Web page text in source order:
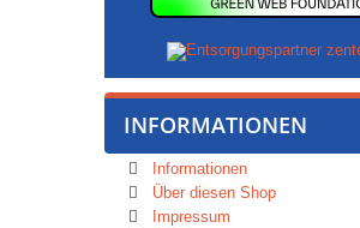
INFORMATIONEN
Informationen
Über diesen Shop
Impressum